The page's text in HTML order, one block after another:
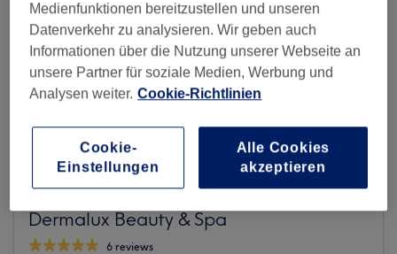
Dermalux Beauty & Spa
6 reviews
Medienfunktionen bereitzustellen und unseren
Datenverkehr zu analysieren. Wir geben auch
Informationen über die Nutzung unserer Webseite an
unsere Partner für soziale Medien, Werbung und
Analysen weiter. Cookie-Richtlinien
Cookie-
Einstellungen
Alle Cookies
akzeptieren